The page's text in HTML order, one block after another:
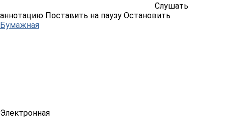
Слушать
аннотацию Поставить на паузу Остановить
Бумажная
Электронная